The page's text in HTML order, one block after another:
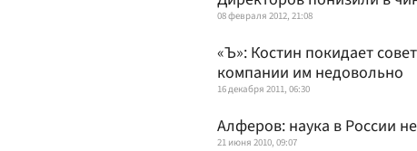
08 февраля 2012, 21:08
«Ъ»: Костин покидает
компании им недовольно
16 декабря 2011, 06:30
Алферов: наука в России
21 июня 2010, 09:07